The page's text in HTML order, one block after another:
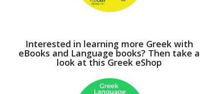
Interested in learning more Greek with
eBooks and Language books? Then take a
look at this Greek eShop